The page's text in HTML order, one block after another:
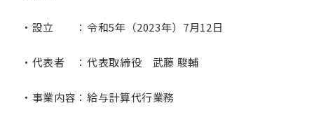
・設立 ：令和5年（2023年）7月12日
・代表者 ：代表取締役 武藤 駿輔
・事業内容：給与計算代行業務